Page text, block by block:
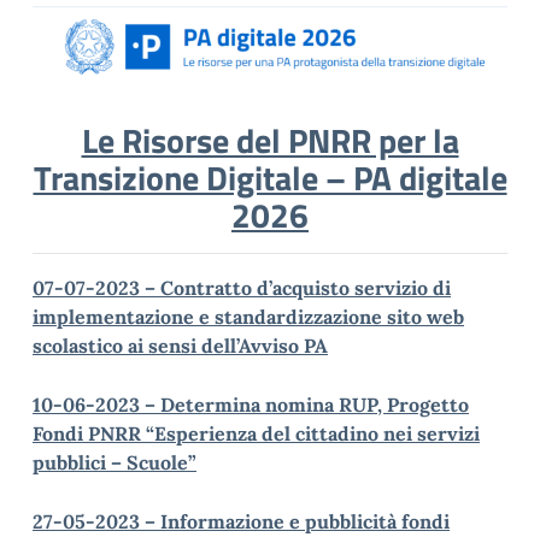
Le Risorse del PNRR per la
Transizione Digitale – PA digitale
2026
07-07-2023 – Contratto d’acquisto servizio di
implementazione e standardizzazione sito web
scolastico ai sensi dell’Avviso PA
10-06-2023 – Determina nomina RUP, Progetto
Fondi PNRR “Esperienza del cittadino nei servizi
pubblici – Scuole”
27-05-2023 – Informazione e pubblicità fondi